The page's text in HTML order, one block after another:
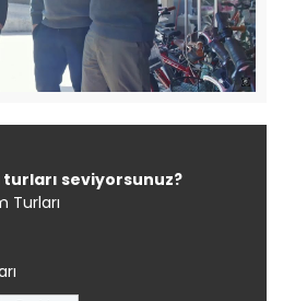
turları seviyorsunuz?
Turları